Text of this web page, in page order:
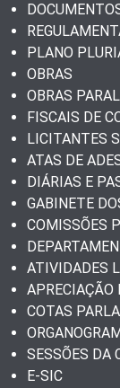
PLANO
OBRAS
OBRAS
FISCAIS DE
LICITANTES
ATAS DE
DIÁRIAS E
GABINETE
COMISSÕES
ATIVIDADES
APRECIAÇÃO
COTAS
SESSÕES DA
E-SIC